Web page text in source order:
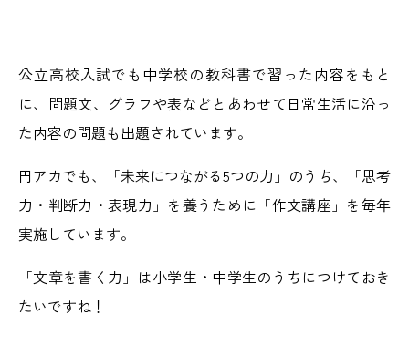
公立高校入試でも中学校の教科書で習った内容をもと
に、問題文、グラフや表などとあわせて日常生活に沿っ
た内容の問題も出題されています。
円アカでも、「未来につながる5つの力」のうち、「思考
力・判断力・表現力」を養うために「作文講座」を毎年
実施しています。
「文章を書く力」は小学生・中学生のうちにつけておき
たいですね！